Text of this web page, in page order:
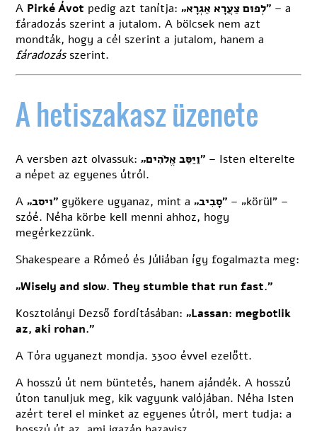
A Pirké Ávot pedig azt tanítja: „לְפוּם צַעֲרָא אַגְרָא” – a
fáradozás szerint a jutalom. A bölcsek nem azt
mondták, hogy a cél szerint a jutalom, hanem a
fáradozásszerint.
A hetiszakasz üzenete
A versben azt olvassuk: „וַיַּסֵּב אֱלֹהִים” – Isten elterelte
a népet az egyenes útról.
A
„ויסב” gyökere ugyanaz, mint a „סָבִיב” – „körül” –
szóé. Néha körbe kell menni ahhoz, hogy
megérkezzünk.
Shakespeare a Rómeó és Júliában így fogalmazta meg:
„Wisely and slow. They stumble that run fast.”
Kosztolányi Dezső fordításában:„Lassan: megbotlik
az, aki rohan.”
A Tóra ugyanezt mondja. 3300 évvel ezelőtt.
A hosszú út nem büntetés, hanem ajándék. A hosszú
úton tanuljuk meg, kik vagyunk valójában. Néha Isten
azért terel el minket az egyenes útról, mert tudja: a